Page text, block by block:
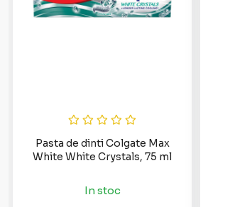
Pasta de dinti Colgate Max
White White Crystals, 75 ml
In stoc